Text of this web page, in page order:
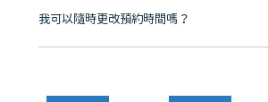
我可以隨時更改預約時間嗎？
可以，請盡早通過wechat或whatsapp聯絡我們，